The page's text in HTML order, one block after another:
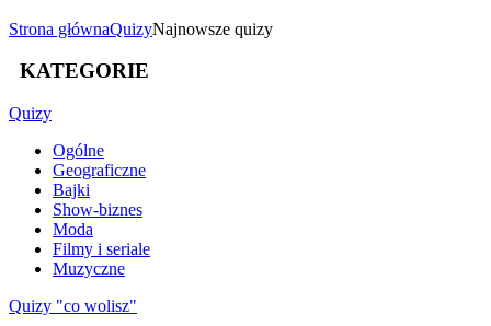
Strona głównaQuizyNajnowsze quizy
KATEGORIE
Quizy
Ogólne
Geograficzne
Bajki
Show-biznes
Moda
Filmy i seriale
Muzyczne
Quizy "co wolisz"